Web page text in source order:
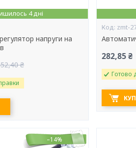
4 дні
напруги на
₴
zmt-
282,85 ₴
Готово
–14%